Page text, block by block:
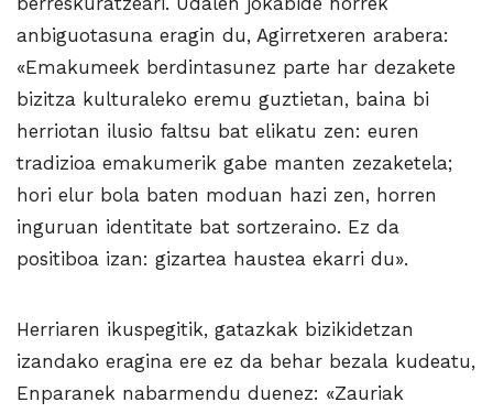
anbiguotasuna eragin du, Agirretxeren arabera:
«Emakumeek berdintasunez parte har dezakete
bizitza kulturaleko eremu guztietan, baina bi
herriotan ilusio faltsu bat elikatu zen: euren
tradizioa emakumerik gabe manten zezaketela;
hori elur bola baten moduan hazi zen, horren
inguruan identitate bat sortzeraino. Ez da
positiboa izan: gizartea haustea ekarri du».
Herriaren ikuspegitik, gatazkak bizikidetzan
izandako eragina ere ez da behar bezala kudeatu,
Enparanek nabarmendu duenez: «Zauriak